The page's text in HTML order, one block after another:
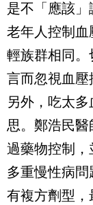
是不「應該」
老年人控制
輕族群相同
言而忽視血壓
另外，吃太
思。鄭浩民
過藥物控制
多重慢性病
有複方劑型